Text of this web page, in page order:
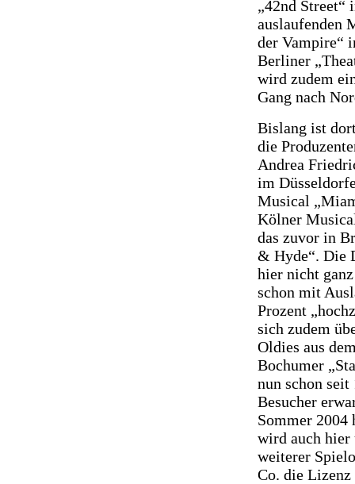
„42nd Street“
auslaufenden
der Vampire“
Berliner
wird zudem
Gang nach
Bislang ist
die
Andrea
im
Musical
Kölner
das zuvor in
& Hyde“. Die
hier nicht
schon mit
Prozent
sich zudem
Oldies aus
Bochumer
nun schon
Besucher
Sommer 2004
wird auch hier
weiterer
Co. die